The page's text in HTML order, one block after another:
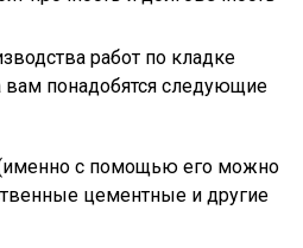
работ по кладке
вам понадобятся следующие
с помощью его можно
цементные и другие